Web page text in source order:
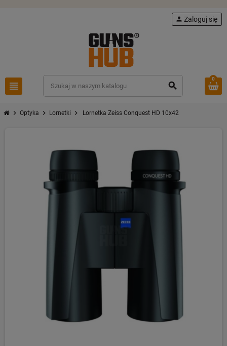
view_headline search
person Zaloguj się
0
chevron_right Optyka chevron_right Lornetki chevron_right Lornetka Zeiss Conquest HD 10x42